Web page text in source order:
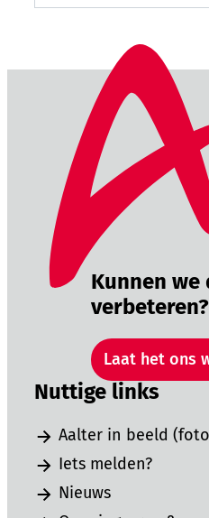
Kunnen we
verbeteren?
Laat het ons
Nuttige links
Aalter in beeld
Iets melden?
Nieuws